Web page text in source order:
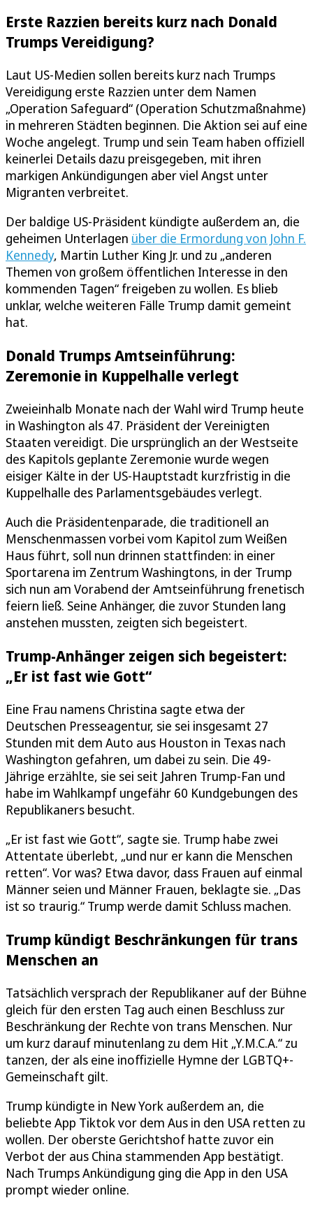
Erste Razzien bereits kurz nach Donald
Trumps Vereidigung?
Laut US-Medien sollen bereits kurz nach Trumps
Vereidigung erste Razzien unter dem Namen
„Operation Safeguard“ (Operation Schutzmaßnahme)
in mehreren Städten beginnen. Die Aktion sei auf eine
Woche angelegt. Trump und sein Team haben offiziell
keinerlei Details dazu preisgegeben, mit ihren
markigen Ankündigungen aber viel Angst unter
Migranten verbreitet.
Der baldige US-Präsident kündigte außerdem an, die
geheimen Unterlagen über die Ermordung von John F.
Kennedy, Martin Luther King Jr. und zu „anderen
Themen von großem öffentlichen Interesse in den
kommenden Tagen“ freigeben zu wollen. Es blieb
unklar, welche weiteren Fälle Trump damit gemeint
hat.
Donald Trumps Amtseinführung:
Zeremonie in Kuppelhalle verlegt
Zweieinhalb Monate nach der Wahl wird Trump heute
in Washington als 47. Präsident der Vereinigten
Staaten vereidigt. Die ursprünglich an der Westseite
des Kapitols geplante Zeremonie wurde wegen
eisiger Kälte in der US-Hauptstadt kurzfristig in die
Kuppelhalle des Parlamentsgebäudes verlegt.
Auch die Präsidentenparade, die traditionell an
Menschenmassen vorbei vom Kapitol zum Weißen
Haus führt, soll nun drinnen stattfinden: in einer
Sportarena im Zentrum Washingtons, in der Trump
sich nun am Vorabend der Amtseinführung frenetisch
feiern ließ. Seine Anhänger, die zuvor Stunden lang
anstehen mussten, zeigten sich begeistert.
Trump-Anhänger zeigen sich begeistert:
„Er ist fast wie Gott“
Eine Frau namens Christina sagte etwa der
Deutschen Presseagentur, sie sei insgesamt 27
Stunden mit dem Auto aus Houston in Texas nach
Washington gefahren, um dabei zu sein. Die 49-
Jährige erzählte, sie sei seit Jahren Trump-Fan und
habe im Wahlkampf ungefähr 60 Kundgebungen des
Republikaners besucht.
„Er ist fast wie Gott“, sagte sie. Trump habe zwei
Attentate überlebt, „und nur er kann die Menschen
retten“. Vor was? Etwa davor, dass Frauen auf einmal
Männer seien und Männer Frauen, beklagte sie. „Das
ist so traurig.“ Trump werde damit Schluss machen.
Trump kündigt Beschränkungen für trans
Menschen an
Tatsächlich versprach der Republikaner auf der Bühne
gleich für den ersten Tag auch einen Beschluss zur
Beschränkung der Rechte von trans Menschen. Nur
um kurz darauf minutenlang zu dem Hit „Y.M.C.A.“ zu
tanzen, der als eine inoffizielle Hymne der LGBTQ+-
Gemeinschaft gilt.
Trump kündigte in New York außerdem an, die
beliebte App Tiktok vor dem Aus in den USA retten zu
wollen. Der oberste Gerichtshof hatte zuvor ein
Verbot der aus China stammenden App bestätigt.
Nach Trumps Ankündigung ging die App in den USA
prompt wieder online.